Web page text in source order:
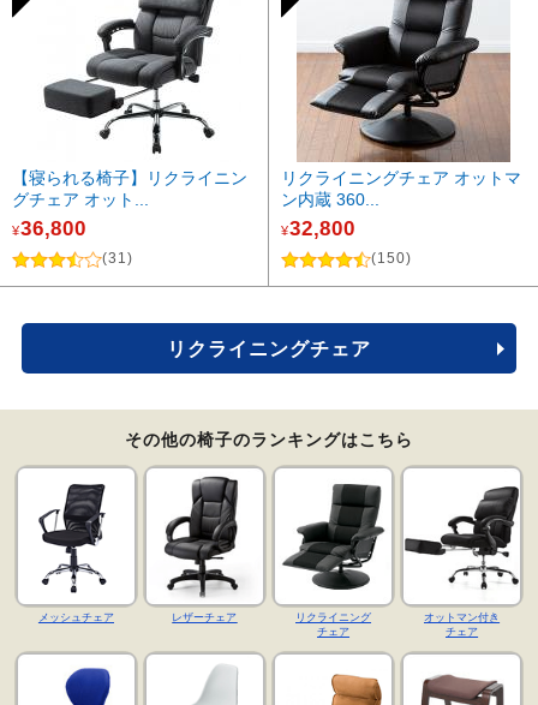
【寝られる椅子】リクライニン
グチェア オット...
¥36,800
(31)
リクライニングチェア オットマ
ン内蔵 360...
¥32,800
(150)
リクライニングチェア
その他の椅子のランキングはこちら
メッシュチェア レザーチェア
リクライニング
チェア
オットマン付き
チェア